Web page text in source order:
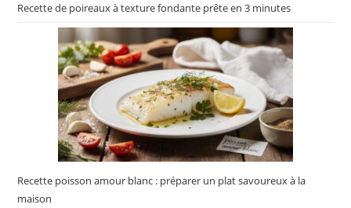
Recette de poireaux à texture fondante prête en 3 minutes
Recette poisson amour blanc : préparer un plat savoureux à la
maison